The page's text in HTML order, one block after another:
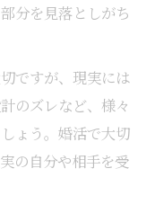
分を見落としがち
ですが、現実には
のズレなど、様々
ょう。婚活で大切
の自分や相手を受